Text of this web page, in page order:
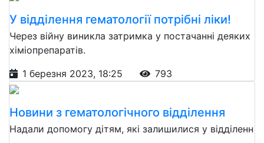
У відділення гематології потрібні ліки!
Через війну виникла затримка у постачанні деяких
хіміопрепаратів.
1 березня 2023, 18:25
793
Новини з гематологічного відділення
Надали допомогу дітям, які залишилися у відділенн